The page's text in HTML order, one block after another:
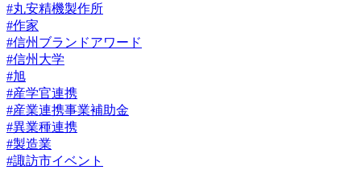
#丸安精機製作所
#作家
#信州ブランドアワード
#信州大学
#旭
#産学官連携
#産業連携事業補助金
#異業種連携
#製造業
#諏訪市イベント